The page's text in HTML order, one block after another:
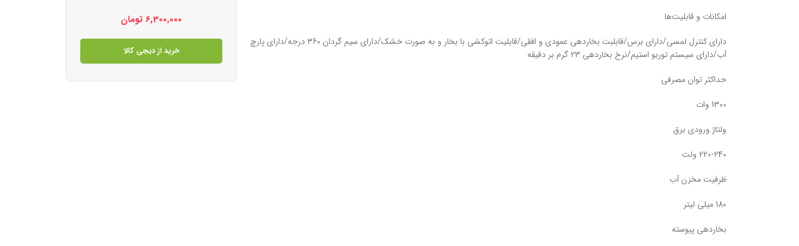
امکانات و قابلیت‌ها
دارای کنترل لمسی/دارای برس/قابلبت بخاردهی عمودی و افقی/قابلیت اتوکشی با بخار و به صورت خشک/دارای سیم گردان 360 درجه/دارای پارچ
آب/دارای سیستم توربو استیم/نرخ بخاردهی 23 گرم بر دقیقه
حداکثر توان مصرفی
1300 وات
ولتاژ ورودی برق
220-240 ولت
ظرفیت مخزن آب
180 میلی لیتر
بخاردهی پیوسته
6,300,000 تومان
خرید از دیجی کالا